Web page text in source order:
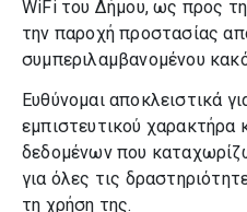
WiFi του Δήμου, ως προς
την παροχή προστασίας
συμπεριλαμβανομένου
Ευθύνομαι αποκλειστικά
εμπιστευτικού χαρακτήρα
δεδομένων που
για όλες τις
τη χρήση της.